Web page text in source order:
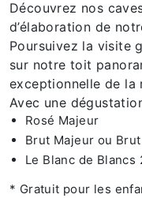
Découvrez nos
d’élaboration de
Poursuivez la visite
sur notre toit
exceptionnelle de la
Avec une
Rosé Majeur
Brut Majeur ou
Le Blanc de Blancs
* Gratuit pour les